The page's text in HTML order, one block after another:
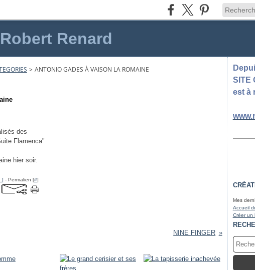
Renard
> ANTONIO GADES À VAISON LA ROMAINE
des
Flamenca"
hier soir.
] - Permalien [#]
NINE FINGER
SITE
est à
Mes
Accueil
Créer un